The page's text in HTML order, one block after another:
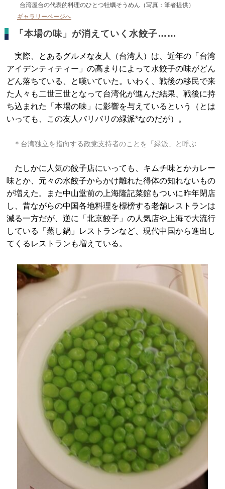
台湾屋台の代表的料理のひとつ牡蠣そうめん（写真：筆者提供）
ギャラリーページへ
「本場の味」が消えていく水餃子……
実際、とあるグルメな友人（台湾人）は、近年の「台湾
アイデンティティー」の高まりによって水餃子の味がどん
どん落ちている、と嘆いていた。いわく、戦後の移民で来
た人々も二世三世となって台湾化が進んだ結果、戦後に持
ち込まれた「本場の味」に影響を与えているという（とは
いっても、この友人バリバリの緑派*なのだが）。
＊台湾独立を指向する政党支持者のことを「緑派」と呼ぶ
たしかに人気の餃子店にいっても、キムチ味とかカレー
味とか、元々の水餃子からかけ離れた得体の知れないもの
が増えた。また中山堂前の上海隆記菜館もついに昨年閉店
し、昔ながらの中国各地料理を標榜する老舗レストランは
減る一方だが、逆に「北京餃子」の人気店や上海で大流行
している「蒸し鍋」レストランなど、現代中国から進出し
てくるレストランも増えている。